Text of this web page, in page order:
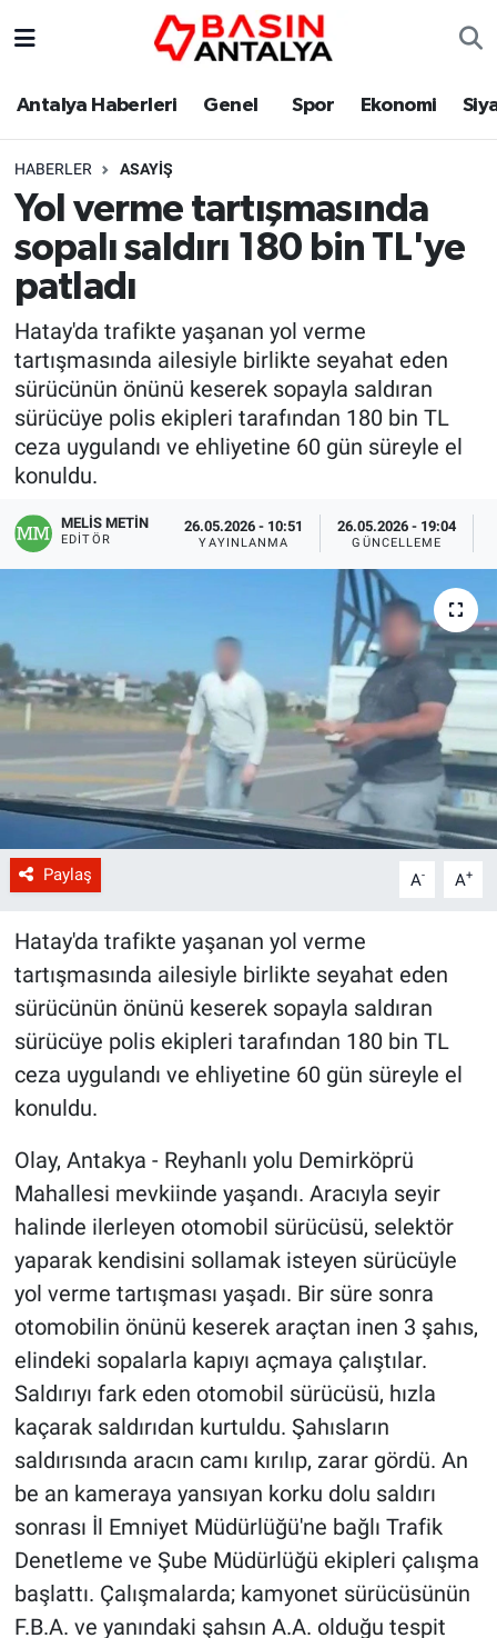
Antalya Haberleri Genel Spor Ekonomi
HABERLER ASAYIŞ
Yol verme tartışmasında
sopalı saldırı 180 bin TL'ye
patladı
Hatay'da trafikte yaşanan yol verme
tartışmasında ailesiyle birlikte seyahat eden
sürücünün önünü keserek sopayla saldıran
sürücüye polis ekipleri tarafından 180 bin TL
ceza uygulandı ve ehliyetine 60 gün süreyle el
konuldu.
MELİS METİN
EDITÖR
26.05.2026 - 10:51
YAYINLANMA
26.05.2026 - 19:04
GÜNCELLEME
Paylaş A- A+
Hatay'da trafikte yaşanan yol verme
tartışmasında ailesiyle birlikte seyahat eden
sürücünün önünü keserek sopayla saldıran
sürücüye polis ekipleri tarafından 180 bin TL
ceza uygulandı ve ehliyetine 60 gün süreyle el
konuldu.
Olay, Antakya - Reyhanlı yolu Demirköprü
Mahallesi mevkiinde yaşandı. Aracıyla seyir
halinde ilerleyen otomobil sürücüsü, selektör
yaparak kendisini sollamak isteyen sürücüyle
yol verme tartışması yaşadı. Bir süre sonra
otomobilin önünü keserek araçtan inen 3 şahıs,
elindeki sopalarla kapıyı açmaya çalıştılar.
Saldırıyı fark eden otomobil sürücüsü, hızla
kaçarak saldırıdan kurtuldu. Şahısların
saldırısında aracın camı kırılıp, zarar gördü. An
be an kameraya yansıyan korku dolu saldırı
sonrası İl Emniyet Müdürlüğü'ne bağlı Trafik
Denetleme ve Şube Müdürlüğü ekipleri çalışma
başlattı. Çalışmalarda; kamyonet sürücüsünün
F.B.A. ve yanındaki şahsın A.A. olduğu tespit